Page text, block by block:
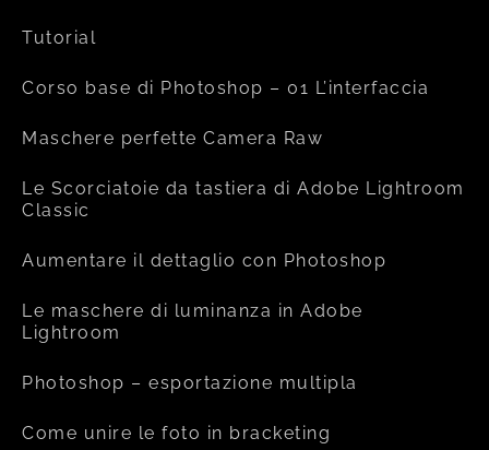
Tutorial
Corso base di Photoshop – 01 L’interfaccia
Maschere perfette Camera Raw
Le Scorciatoie da tastiera di Adobe Lightroom
Classic
Aumentare il dettaglio con Photoshop
Le maschere di luminanza in Adobe
Lightroom
Photoshop – esportazione multipla
Come unire le foto in bracketing